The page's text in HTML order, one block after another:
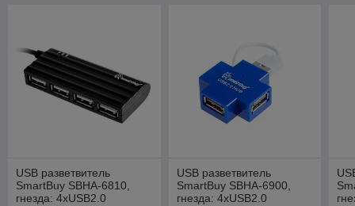
USB разветвитель
SmartBuy SBHA-6810,
гнезда: 4xUSB2.0
USB разветвитель
SmartBuy SBHA-6900,
гнезда: 4xUSB2.0